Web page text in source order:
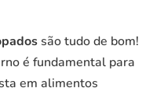
são tudo de bom!
é fundamental para
em alimentos